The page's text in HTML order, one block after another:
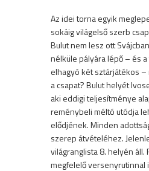
Az idei torna egyik
sokáig világelső szerb
Bulut nem lesz ott
nélküle pályára lépő – és
elhagyó két sztárjátékos –
a csapat? Bulut helyét
aki eddigi teljesítménye
reménybeli méltó utódja
elődjének. Minden
szerep átvételéhez.
világranglista 8. helyén
megfelelő versenyrutinnal